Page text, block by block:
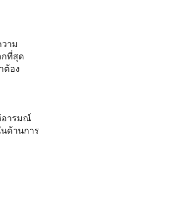
าม
กที่สุด
ต้อง
อารมณ์
ด้านการ